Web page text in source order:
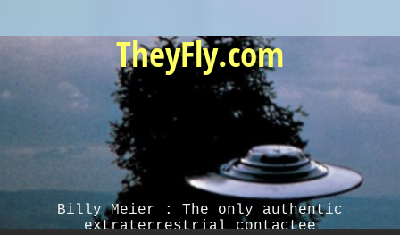
TheyFly.com
Billy Meier : The only authentic
extraterrestrial contactee